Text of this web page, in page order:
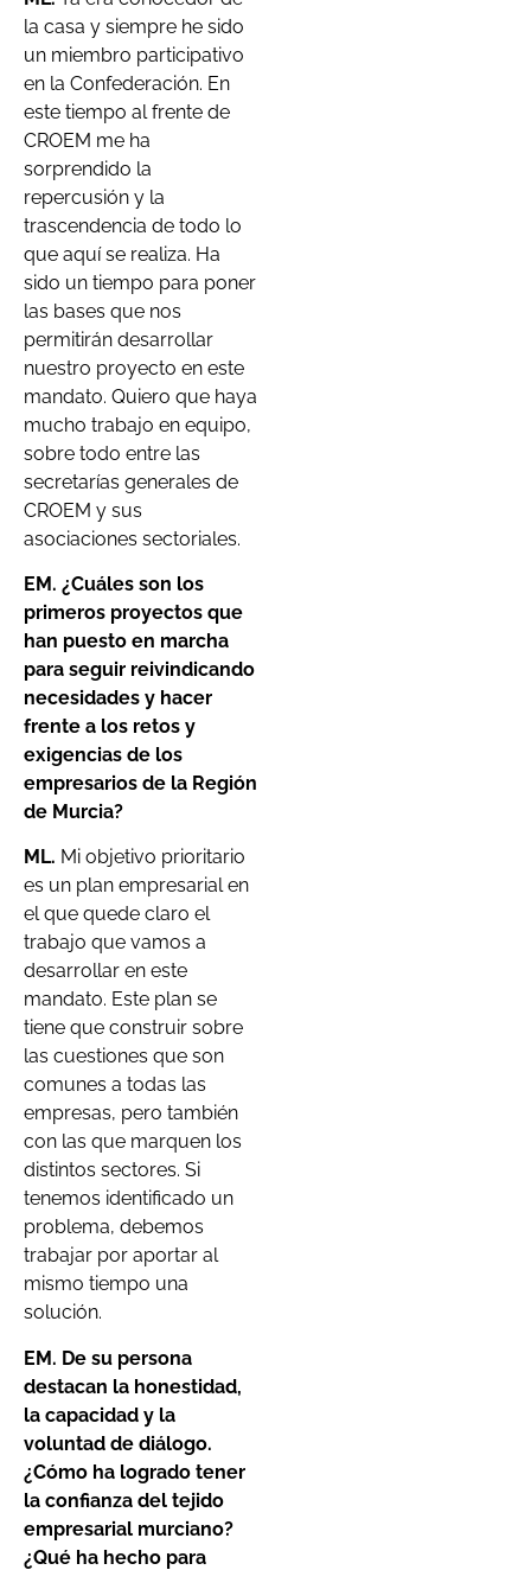
la casa y siempre he sido
un miembro participativo
en la Confederación. En
este tiempo al frente de
CROEM me ha
sorprendido la
repercusión y la
trascendencia de todo lo
que aquí se realiza. Ha
sido un tiempo para poner
las bases que nos
permitirán desarrollar
nuestro proyecto en este
mandato. Quiero que haya
mucho trabajo en equipo,
sobre todo entre las
secretarías generales de
CROEM y sus
asociaciones sectoriales.
EM. ¿Cuáles son los
primeros proyectos que
han puesto en marcha
para seguir reivindicando
necesidades y hacer
frente a los retos y
exigencias de los
empresarios de la Región
de Murcia?
ML. Mi objetivo prioritario
es un plan empresarial en
el que quede claro el
trabajo que vamos a
desarrollar en este
mandato. Este plan se
tiene que construir sobre
las cuestiones que son
comunes a todas las
empresas, pero también
con las que marquen los
distintos sectores. Si
tenemos identificado un
problema, debemos
trabajar por aportar al
mismo tiempo una
solución.
EM. De su persona
destacan la honestidad,
la capacidad y la
voluntad de diálogo.
¿Cómo ha logrado tener
la confianza del tejido
empresarial murciano?
¿Qué ha hecho para